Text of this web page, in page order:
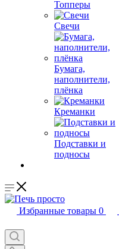
Топперы
Свечи
Бумага,
наполнители,
плёнка
Креманки
Подставки и
подносы
Избранные товары 0